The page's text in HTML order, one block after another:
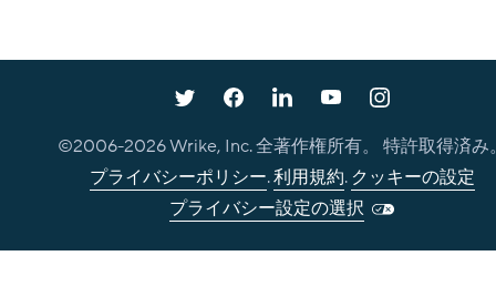
©2006-2026Wrike, Inc. 全著作権所有。 特許取得済み
プライバシーポリシー.利用規約. クッキーの設定
プライバシー設定の選択